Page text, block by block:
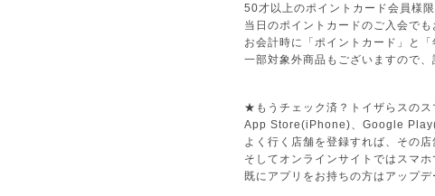
50才以上のポイントカード会員様
当日のポイントカードのご入会でも
お会計時に「ポイントカード」と
一部対象外商品もございますので
★もうチェック済？トイザらスの
App Store(iPhone)、Google
よく行く店舗を登録すれば、その
そしてオンラインサイトではスマ
既にアプリをお持ちの方はアップデ